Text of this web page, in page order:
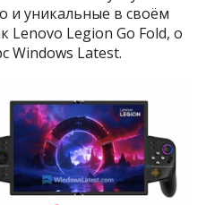
и уникальные в своём
Lenovo Legion Go Fold, о
Windows Latest.